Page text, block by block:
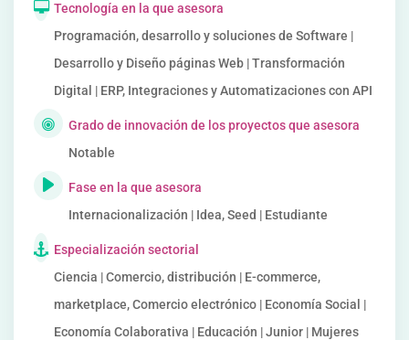
Tecnología en la que asesora
Programación, desarrollo y soluciones de Software |
Desarrollo y Diseño páginas Web | Transformación
Digital | ERP, Integraciones y Automatizaciones con API
Grado de innovación de los proyectos que asesora
Notable
Fase en la que asesora
Internacionalización | Idea, Seed | Estudiante
Especialización sectorial
Ciencia | Comercio, distribución | E-commerce,
marketplace, Comercio electrónico | Economía Social |
Economía Colaborativa | Educación | Junior | Mujeres